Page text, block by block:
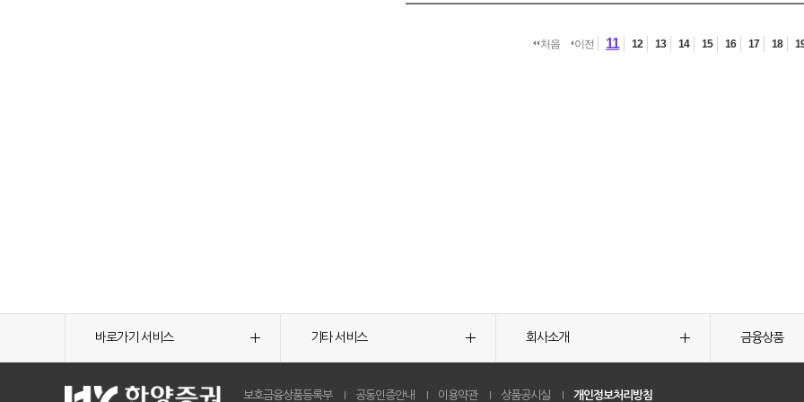
처음 이전 11 12 13 14 15 16 17 18
바로가기 서비스 기타 서비스 회사소개 금융상품
보호금융상품등록부 공동인증안내 이용약관 상품공시실 개인정보처리방침